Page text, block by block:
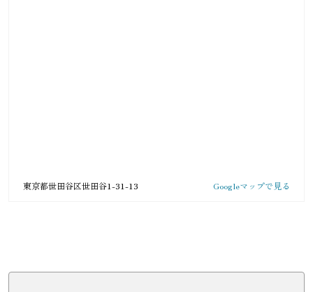
東京都世田谷区世田谷1-31-13 Googleマップで見る